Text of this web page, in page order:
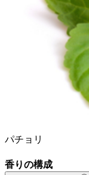
パチョリ
香りの構成